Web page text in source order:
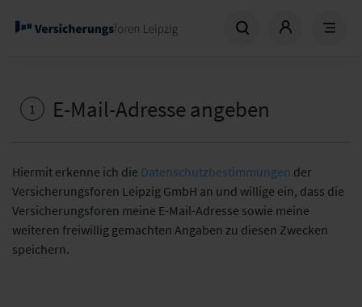
1 E-Mail-Adresse angeben
Hiermit erkenne ich die Datenschutzbestimmungen der
Versicherungsforen Leipzig GmbH an und willige ein, dass die
Versicherungsforen meine E-Mail-Adresse sowie meine
weiteren freiwillig gemachten Angaben zu diesen Zwecken
speichern.